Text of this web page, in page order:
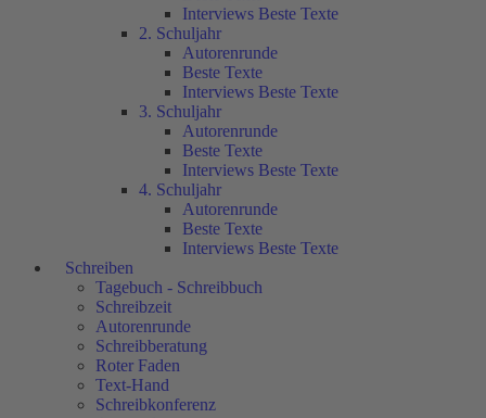
Interviews Beste Texte
2. Schuljahr
Autorenrunde
Beste Texte
Interviews Beste Texte
3. Schuljahr
Autorenrunde
Beste Texte
Interviews Beste Texte
4. Schuljahr
Autorenrunde
Beste Texte
Interviews Beste Texte
Schreiben
Tagebuch - Schreibbuch
Schreibzeit
Autorenrunde
Schreibberatung
Roter Faden
Text-Hand
Schreibkonferenz